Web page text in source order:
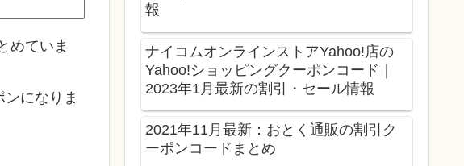
めていま
になりま
報
ナイコムオンラインストアYahoo!店の
Yahoo!ショッピングクーポンコード｜
2023年1月最新の割引・セール情報
2021年11月最新：おとく通販の割引ク
ーポンコードまとめ